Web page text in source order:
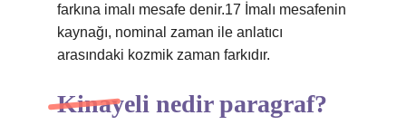
farkına imalı mesafe denir.17 İmalı mesafenin
kaynağı, nominal zaman ile anlatıcı
arasındaki kozmik zaman farkıdır.
Kinayeli nedir paragraf?